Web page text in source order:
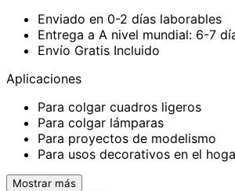
Enviado en 0-2 días laborables
Entrega a A nivel mundial: 6-7
Envío Gratis Incluido
Aplicaciones
Para colgar cuadros ligeros
Para colgar lámparas
Para proyectos de modelismo
Para usos decorativos en el
Mostrar más